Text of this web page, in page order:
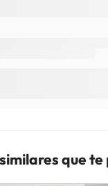
que te